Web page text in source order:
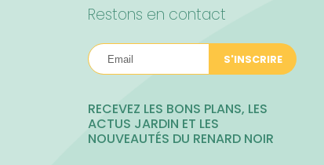
Restons en contact
S'INSCRIRE
RECEVEZ LES BONS PLANS, LES
ACTUS JARDIN ET LES
NOUVEAUTÉS DU RENARD NOIR